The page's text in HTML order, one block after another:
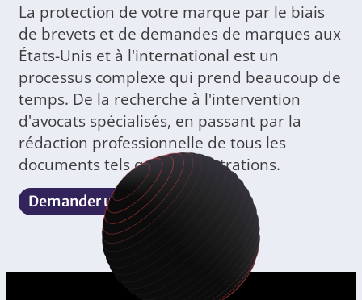
La protection de votre marque par le biais
de brevets et de demandes de marques aux
États-Unis et à l'international est un
processus complexe qui prend beaucoup de
temps. De la recherche à l'intervention
d'avocats spécialisés, en passant par la
rédaction professionnelle de tous les
documents tels que les illustrations.
Demander une offre